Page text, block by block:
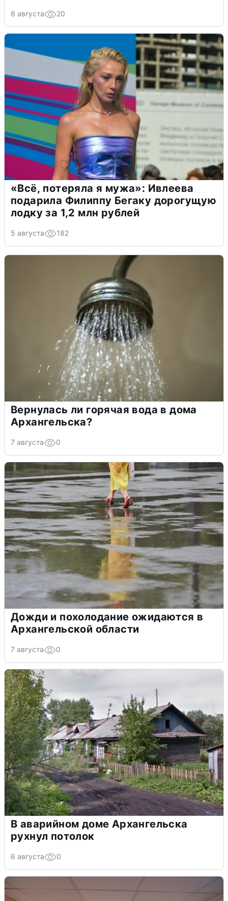
6 августа 20
«Всё, потеряла я мужа»: Ивлеева
подарила Филиппу Бегаку дорогущую
лодку за 1,2 млн рублей
5 августа 182
Вернулась ли горячая вода в дома
Архангельска?
7 августа 0
Дожди и похолодание ожидаются в
Архангельской области
7 августа 0
В аварийном доме Архангельска
рухнул потолок
6 августа 0